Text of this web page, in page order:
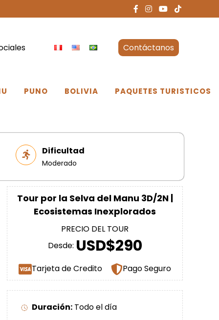
Contáctanos
PUNO BOLIVIA PAQUETES TURISTICOS
Dificultad
Moderado
Tour por la Selva del Manu 3D/2N |
Ecosistemas Inexplorados
PRECIO DEL TOUR
Desde: USD$290
Tarjeta de Credito Pago Seguro
Duración: Todo el día